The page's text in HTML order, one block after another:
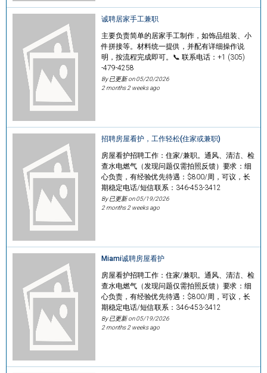
诚聘居家手工兼职
主要负责简单的居家手工制作，如饰品组装、小
件拼接等。材料统一提供，并配有详细操作说
明，按流程完成即可。📞 联系电话：+1 (305)
-479-4258
By 已更新 on05/20/2026
2 months 2 weeks ago
招聘房屋看护，工作轻松(住家或兼职)
房屋看护招聘工作：住家/兼职。通风、清洁、检
查水电燃气（发现问题仅需拍照反馈）要求：细
心负责，有经验优先待遇：$800/周，可议，长
期稳定电话/短信联系：346-453-3412
By 已更新 on05/19/2026
2 months 2 weeks ago
Miami诚聘房屋看护
房屋看护招聘工作：住家/兼职。通风、清洁、检
查水电燃气（发现问题仅需拍照反馈）要求：细
心负责，有经验优先待遇：$800/周，可议，长
期稳定电话/短信联系：346-453-3412
By 已更新 on05/19/2026
2 months 2 weeks ago